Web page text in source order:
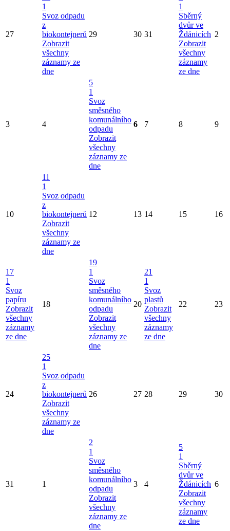
27
1
Svoz odpadu
z
biokontejnerů
Zobrazit
všechny
záznamy ze
dne
29 30 31
1
Sběrný
dvůr ve
Ždánicích
Zobrazit
všechny
záznamy
ze dne
2
3 4
5
1
Svoz
směsného
komunálního
odpadu
Zobrazit
všechny
záznamy ze
dne
6 7 8 9
10
11
1
Svoz odpadu
z
biokontejnerů
Zobrazit
všechny
záznamy ze
dne
12 13 14 15 16
17
1
Svoz
papíru
Zobrazit
všechny
záznamy
ze dne
18
19
1
Svoz
směsného
komunálního
odpadu
Zobrazit
všechny
záznamy ze
dne
20
21
1
Svoz
plastů
Zobrazit
všechny
záznamy
ze dne
22 23
24
25
1
Svoz odpadu
z
biokontejnerů
Zobrazit
všechny
záznamy ze
dne
26 27 28 29 30
31 1
2
1
Svoz
směsného
komunálního
odpadu
Zobrazit
všechny
záznamy ze
dne
3 4
5
1
Sběrný
dvůr ve
Ždánicích
Zobrazit
všechny
záznamy
ze dne
6